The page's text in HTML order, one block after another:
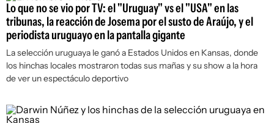
Lo que no se vio por TV: el "Uruguay" vs el "USA" en las
tribunas, la reacción de Josema por el susto de Araújo, y el
periodista uruguayo en la pantalla gigante
La selección uruguaya le ganó a Estados Unidos en Kansas, donde
los hinchas locales mostraron todas sus mañas y su show a la hora
de ver un espectáculo deportivo